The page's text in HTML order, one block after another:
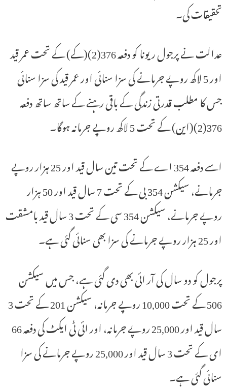
تحقیقات کی۔
عدالت نے پرجول ریونا کو دفعہ 376(2)(کے) کے تحت عمر قید
اور 5 لاکھ روپے جرمانے کی سزا سنائی اور عمر قید کی سزا سنائی
جس کا مطلب قدرتی زندگی کے باقی رہنے کے ساتھ ساتھ دفعہ
376(2)(این) کے تحت 5 لاکھ روپے جرمانہ ہوگا۔
اسے دفعہ 354 اے کے تحت تین سال قید اور 25 ہزار روپے
جرمانے، سیکشن 354 بی کے تحت 7 سال قید اور 50 ہزار
روپے جرمانے، سیکشن 354 سی کے تحت 3 سال قید بامشقت
اور 25 ہزار روپے جرمانے کی سزا بھی سنائی گئی ہے۔
پرجول کو دو سال کی آر ائی بھی دی گئی ہے، جس میں سیکشن
506 کے تحت 10,000 روپے جرمانہ، سیکشن 201 کے تحت 3
سال قید اور 25,000 روپے جرمانہ، اور ائی ٹی ایکٹ کی دفعہ 66
ای کے تحت 3 سال قید اور 25,000 روپے جرمانے کی سزا
سنائی گئی ہے۔